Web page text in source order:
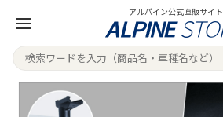
アルパイン公式直販サイト